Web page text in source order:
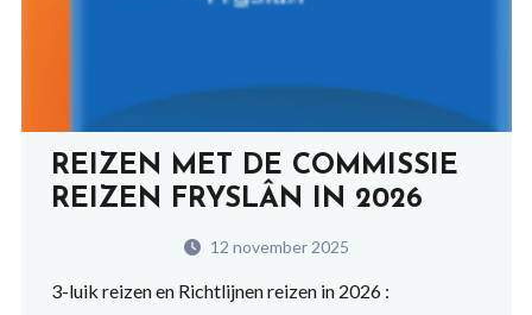
REIZEN MET DE COMMISSIE
REIZEN FRYSLÂN IN 2026
12 november 2025
3-luik reizen en Richtlijnen reizen in 2026 :